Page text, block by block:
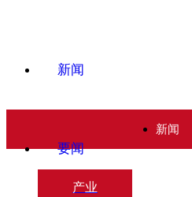
新闻
要闻
新闻
产业